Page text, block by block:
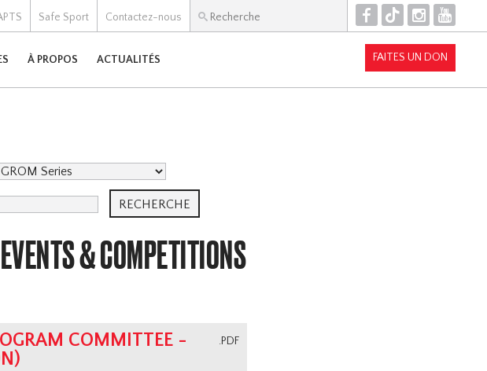
Safe Sport Contactez-nous F T I Y
À PROPOS ACTUALITÉS FAITES UN DON
& COMPETITIONS
.PDF
COMMITTEE -